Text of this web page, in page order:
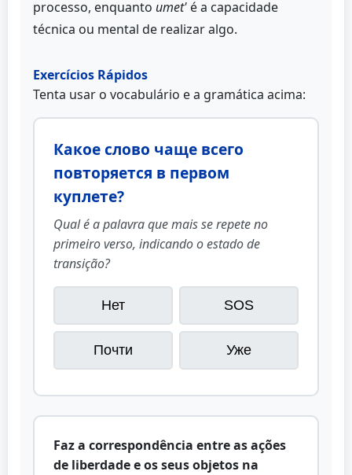
processo, enquanto umet' é a capacidade
técnica ou mental de realizar algo.
Exercícios Rápidos
Tenta usar o vocabulário e a gramática acima:
Какое слово чаще всего
повторяется в первом
куплете?
Qual é a palavra que mais se repete no
primeiro verso, indicando o estado de
transição?
Нет SOS
Почти Уже
Faz a correspondência entre as ações
de liberdade e os seus objetos na